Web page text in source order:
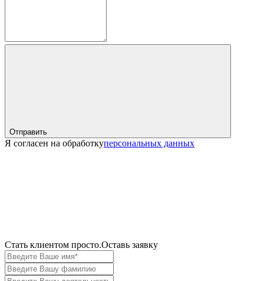
Отправить
Я согласен на обработкуперсональных данных
Cтать клиентом просто.Оставь заявку